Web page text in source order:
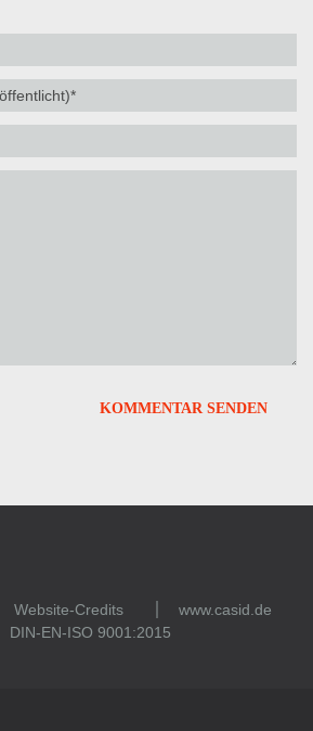
Website-Credits
www.casid.de
DIN-EN-ISO 9001:2015